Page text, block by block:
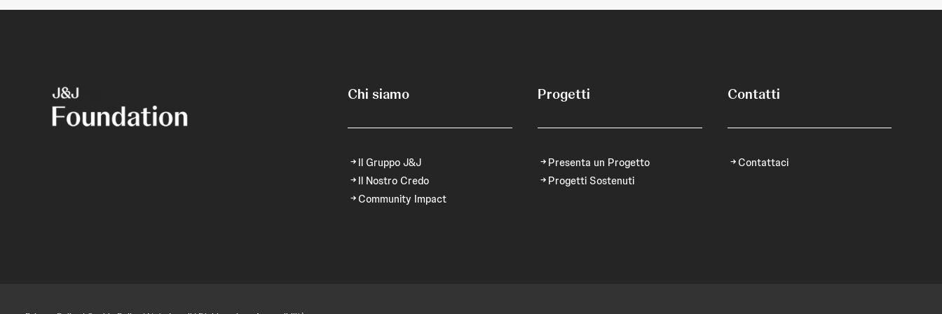
Chi siamo
Il Gruppo J&J
Il Nostro Credo
Community Impact
Progetti
Presenta un Progetto
Progetti Sostenuti
Contatti
Contattaci